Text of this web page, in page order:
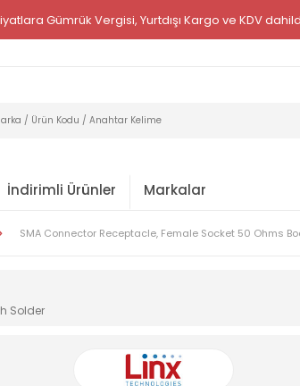
Gümrük Vergisi, Yurtdışı Kargo ve KDV
İndirimli Ürünler Markalar
SMA Connector Receptacle, Female Socket 50 Ohms
Solder